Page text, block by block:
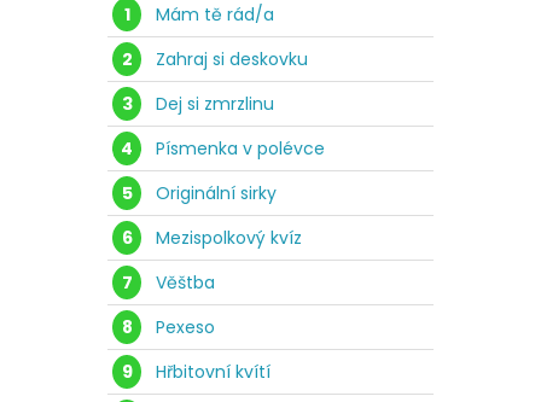
1
Mám tě rád/a
2
Zahraj si deskovku
3
Dej si zmrzlinu
4
Písmenka v polévce
5
Originální sirky
6
Mezispolkový kvíz
7
Věštba
8
Pexeso
9
Hřbitovní kvítí